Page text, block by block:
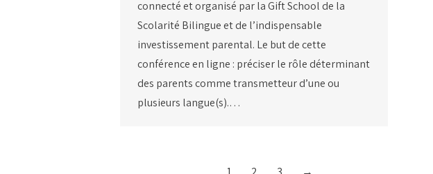
connecté et organisé par la Gift School de la
Scolarité Bilingue et de l’indispensable
investissement parental. Le but de cette
conférence en ligne : préciser le rôle déterminant
des parents comme transmetteur d’une ou
plusieurs langue(s).…